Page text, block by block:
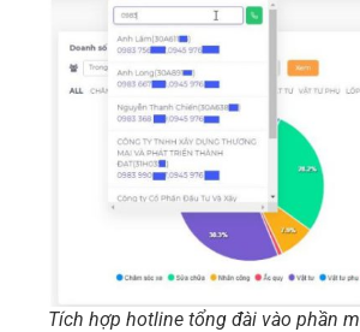
Tích hợp hotline tổng đài vào phần